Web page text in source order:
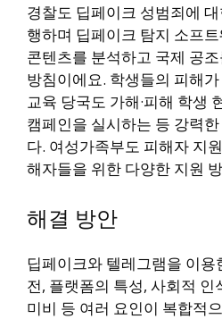
경찰도 딥페이크 성범죄에
행하며 딥페이크 탐지 소프
콘텐츠를 분석하고 국제 공
방침이에요. 학생들의 피해
교육 당국도 가해·피해 학생
캠페인을 실시하는 등 강력
다. 여성가족부도 피해자 지
해자들을 위한 다양한 지원
해결 방안
딥페이크와 텔레그램을 이
전, 플랫폼의 특성, 사회적 인
미비 등 여러 요인이 복합적